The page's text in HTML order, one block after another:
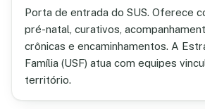
Porta de entrada do SUS. Oferece
pré-natal, curativos,
crônicas e encaminhamentos. A
Família (USF) atua com equipes
território.